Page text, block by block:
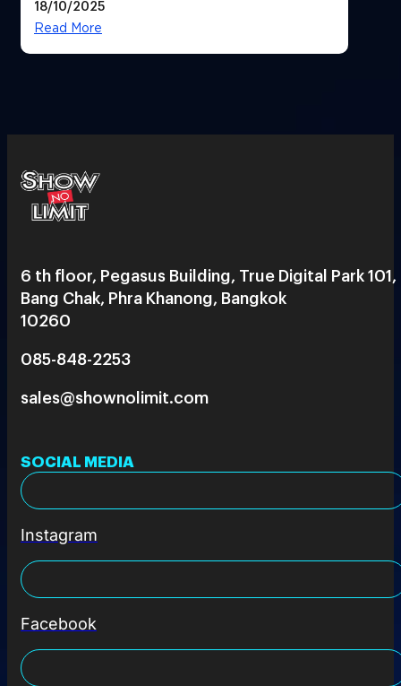
สวยฉ่ำ !
18/10/2025
Read More
6 th floor, Pegasus Building, True Digital Park 101,
Bang Chak, Phra Khanong, Bangkok
10260
085-848-2253
sales@shownolimit.com
SOCIAL MEDIA
Instagram
Facebook